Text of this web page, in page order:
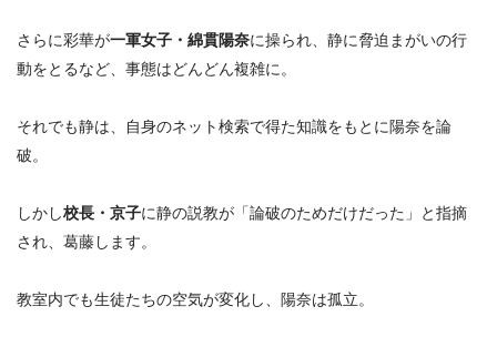
さらに彩華が一軍女子・綿貫陽奈に操られ、静に脅迫まがいの行
動をとるなど、事態はどんどん複雑に。
それでも静は、自身のネット検索で得た知識をもとに陽奈を論
破。
しかし校長・京子に静の説教が「論破のためだけだった」と指摘
され、葛藤します。
教室内でも生徒たちの空気が変化し、陽奈は孤立。